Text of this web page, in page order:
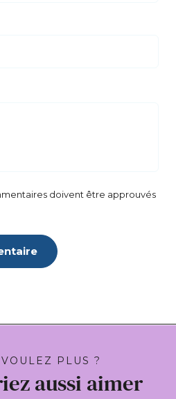
doivent être approuvés
PLUS ?
aussi aimer